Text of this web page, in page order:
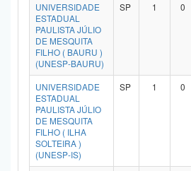
UNIVERSIDADE
ESTADUAL
PAULISTA JÚLIO
DE MESQUITA
FILHO ( BAURU )
(UNESP-BAURU)
SP 1 0
UNIVERSIDADE
ESTADUAL
PAULISTA JÚLIO
DE MESQUITA
FILHO ( ILHA
SOLTEIRA )
(UNESP-IS)
SP 1 0